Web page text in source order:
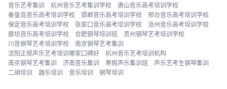
音乐艺考集训 杭州音乐艺考集训学校
唐山音乐高考培训学校
秦皇岛音乐高考培训学校
邯郸音乐高考培训学校
邢台音乐高考培训学校
保定音乐高考培训学校
张家口音乐高考培训学校
沧州音乐高考培训学校
廊坊音乐高考培训学校
合肥钢琴培训班
贵州钢琴艺考培训学校
川音钢琴艺考培训学校
南京钢琴艺考集训
沈阳正规声乐艺考培训哪家口碑好
杭州音乐艺考培训机构
南京钢琴艺考集训
济南音乐集训 寒假声乐集训班
声乐艺考生钢琴集训
二胡培训
器乐培训 音乐培训 钢琴培训